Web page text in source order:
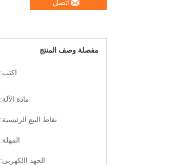
اتصل
مفصلة وصف المنتج
اكتب:
مادة الآلة:
نقاط البيع الرئيسية:
المهلة:
الجهد االكهربى: